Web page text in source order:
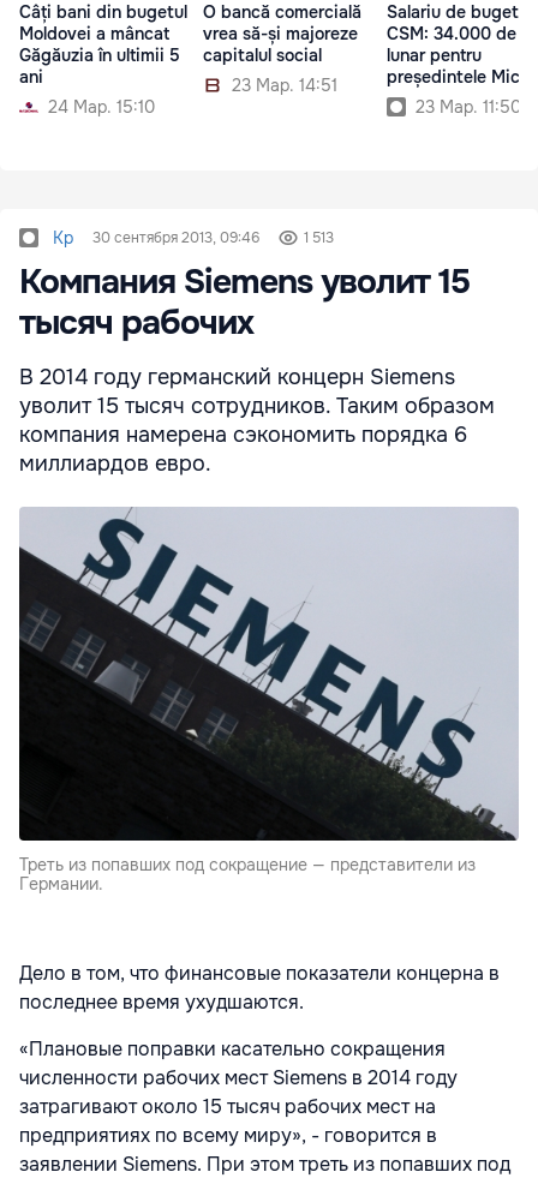
Câți bani din bugetul
Moldovei a mâncat
Găgăuzia în ultimii 5
ani
24 Мар. 15:10
O bancă comercială
vrea să-și majoreze
capitalul social
23 Мар. 14:51
Salariu de bugetar
CSM: 34.000 de lei
lunar pentru
președintele Micu
23 Мар. 11:50
Kp 30 сентября 2013, 09:46 1 513
Компания Siemens уволит 15
тысяч рабочих
В 2014 году германский концерн Siemens
уволит 15 тысяч сотрудников. Таким образом
компания намерена сэкономить порядка 6
миллиардов евро.
Треть из попавших под сокращение — представители из
Германии.
Дело в том, что финансовые показатели концерна в
последнее время ухудшаются.
«Плановые поправки касательно сокращения
численности рабочих мест Siemens в 2014 году
затрагивают около 15 тысяч рабочих мест на
предприятиях по всему миру», - говорится в
заявлении Siemens. При этом треть из попавших под